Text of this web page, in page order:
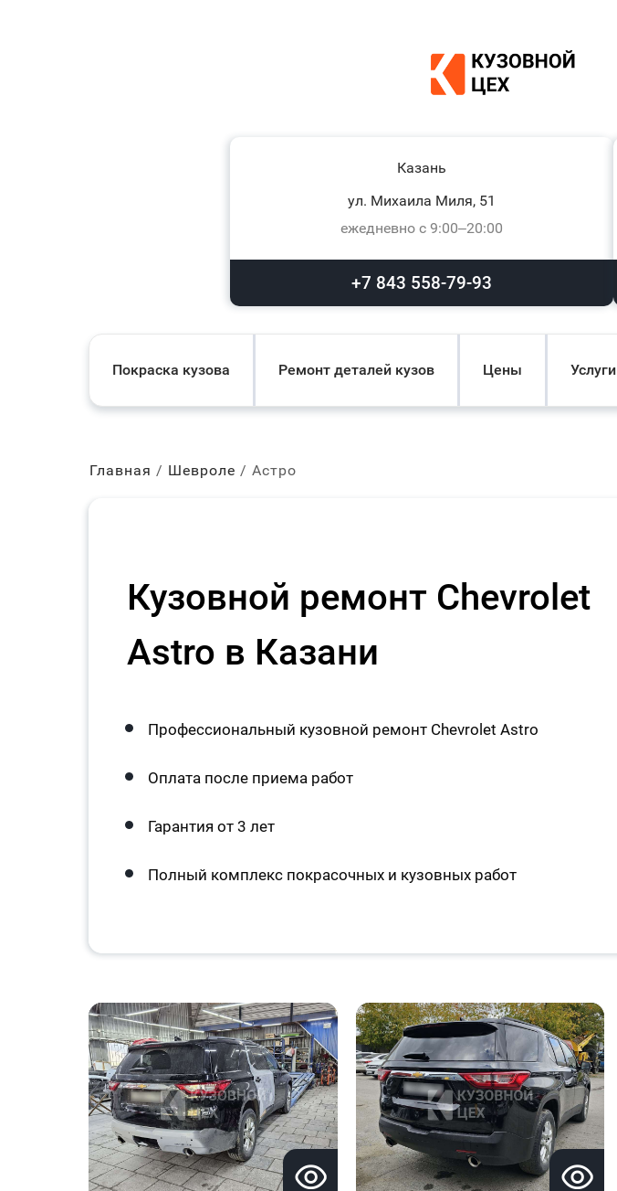
Казань
ул. Михаила Миля, 51
ежедневно с 9:00–20:00
+7 843 558-79-93
Покраска кузова Ремонт деталей кузов Цены Услуги
Главная Шевроле Астро
Кузовной ремонт Chevrolet
Astro в Казани
Профессиональный кузовной ремонт Chevrolet Astro
Оплата после приема работ
Гарантия от 3 лет
Полный комплекс покрасочных и кузовных работ